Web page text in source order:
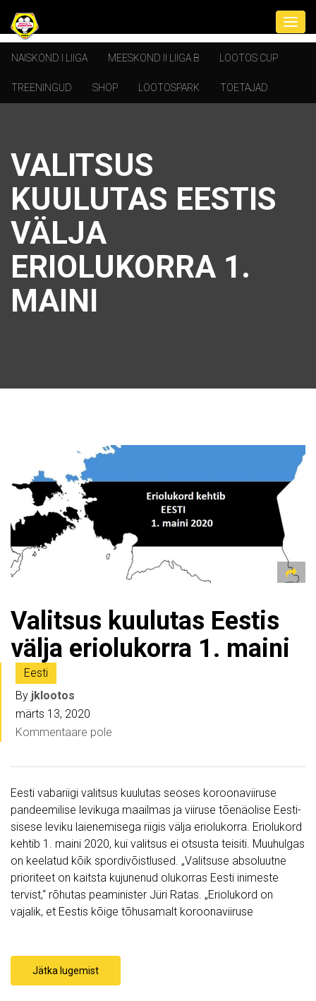
NAISKOND I LIIGA MEESKOND II LIIGA B LOOTOS CUP
TREENINGUD SHOP LOOTOSPARK TOETAJAD
VALITSUS
KUULUTAS EESTIS
VÄLJA
ERIOLUKORRA 1.
MAINI
Valitsus kuulutas Eestis
välja eriolukorra 1. maini
Eesti
By jklootos
märts 13, 2020
Kommentaare pole
Eesti vabariigi valitsus kuulutas seoses koroonaviiruse
pandeemilise levikuga maailmas ja viiruse tõenäolise Eesti-
sisese leviku laienemisega riigis välja eriolukorra. Eriolukord
kehtib 1. maini 2020, kui valitsus ei otsusta teisiti. Muuhulgas
on keelatud kõik spordivõistlused. „Valitsuse absoluutne
prioriteet on kaitsta kujunenud olukorras Eesti inimeste
tervist,“ rõhutas peaminister Jüri Ratas. „Eriolukord on
vajalik, et Eestis kõige tõhusamalt koroonaviiruse
Jätka lugemist